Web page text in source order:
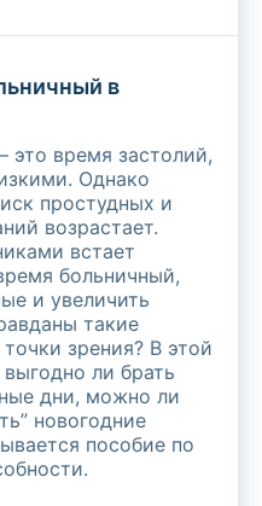
в
это время застолий,
Однако
простудных и
возрастает.
встает
больничный,
и увеличить
такие
зрения? В этой
ли брать
дни, можно ли
новогодние
пособие по